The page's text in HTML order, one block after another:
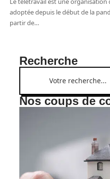
adoptée depuis le début de la
partir de…
Recherche
Nos coups de